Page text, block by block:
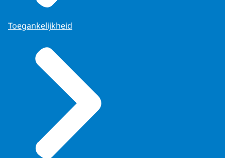
Toegankelijkheid